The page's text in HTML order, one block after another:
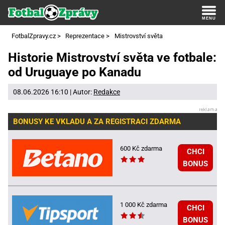
FotbalZpravy.cz > Reprezentace > Mistrovství světa
Historie Mistrovství světa ve fotbale:
od Uruguaye po Kanadu
08.06.2026 16:10 | Autor: Redakce
BONUSY KE VKLADU A ZA REGISTRACI ZDARMA
600 Kč zdarma
CHCI
BONUS
1 000 Kč zdarma
CHCI
BONUS